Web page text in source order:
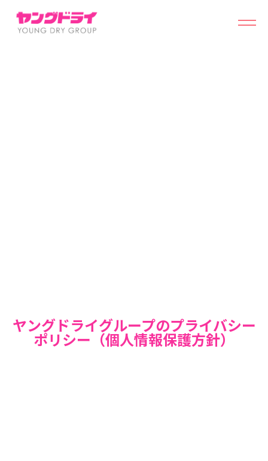
ヤングドライグループのプライバシー
ポリシー（個人情報保護方針）